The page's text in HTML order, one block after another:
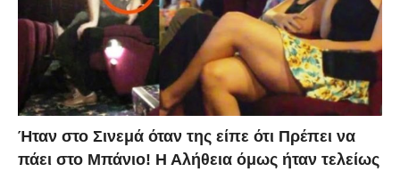
Ήταν στο Σινεμά όταν της είπε ότι Πρέπει να
πάει στο Μπάνιο! Η Αλήθεια όμως ήταν τελείως